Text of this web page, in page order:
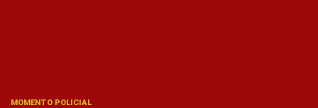
MOMENTO POLICIAL